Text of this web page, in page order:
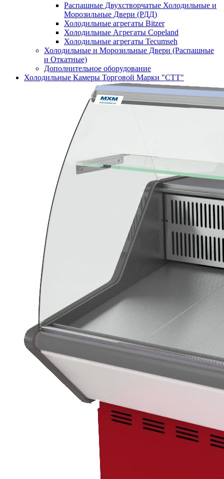
Распашные Двухстворчатые Холодильные и
Морозильные Двери (РДД)
Холодильные агрегаты Bitzer
Холодильные Агрегаты Copeland
Холодильные агрегаты Tecumseh
Холодильные и Морозильные Двери (Распашные
и Откатные)
Дополнительное оборудование
Холодильные Камеры Торговой Марки "СТТ"